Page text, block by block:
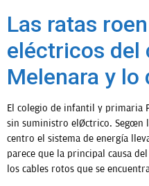
Las ratas
eléctricos del
Melenara y lo
El colegio de infantil y primaria
sin suministro eléctrico. Según
centro el sistema de energía
parece que la principal causa
los cables rotos que se